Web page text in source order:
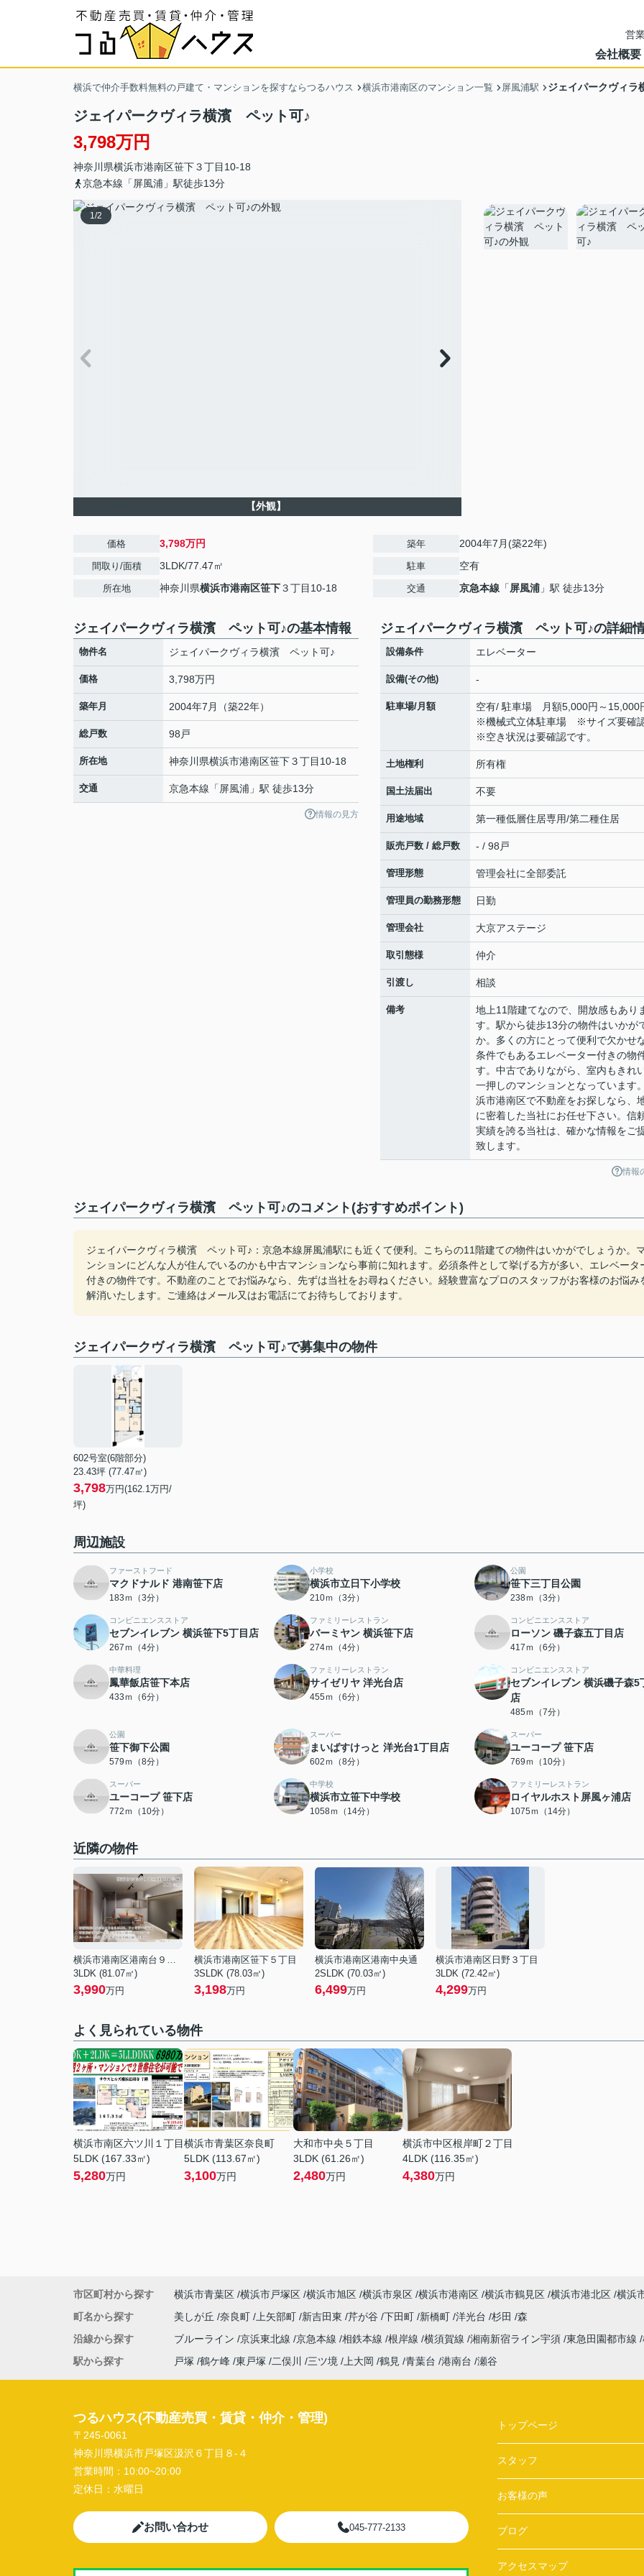
営
会社概要
横浜で仲介手数料無料の戸建て・マンションを探すならつるハウス 横浜市港南区のマンション一覧 屏風浦駅 ジェイパークヴィ
ジェイパークヴィラ横濱 ペット可♪
3,798万円
神奈川県横浜市港南区笹下３丁目10-18
京急本線「屏風浦」駅徒歩13分
1/2
【外観】
価格 3,798万円
間取り/面積 3LDK/77.47㎡
所在地 神奈川県横浜市港南区笹下３丁目10-18
築年 2004年7月(築22年)
駐車 空有
交通 京急本線 「 屏風浦 」駅 徒歩13分
ジェイパークヴィラ横濱 ペット可♪の基本情報
物件名 ジェイパークヴィラ横濱 ペット可♪
価格 3,798万円
築年月 2004年7月（築22年）
総戸数 98戸
所在地 神奈川県横浜市港南区笹下３丁目10-18
交通 京急本線 「 屏風浦 」駅 徒歩13分
情報の見方
ジェイパークヴィラ横濱 ペット可♪の詳細
設備条件 エレベーター
設備(その他) -
駐車場/月額
空有/ 駐車場 月額5,000円～
※機械式立体駐車場 ※サイズ要
※空き状況は要確認です。
土地権利 所有権
国土法届出 不要
用途地域 第一種低層住居専用/第二種住居
販売戸数 / 総戸数 - / 98戸
管理形態 管理会社に全部委託
管理員の勤務形態 日勤
管理会社 大京アステージ
取引態様 仲介
引渡し 相談
備考
地上11階建てなので、開放感もあり
す。駅から徒歩13分の物件はいかが
か。多くの方にとって便利で欠かせ
条件でもあるエレベーター付きの物
す。中古でありながら、室内もきれ
一押しのマンションとなっています
浜市港南区で不動産をお探しなら、
に密着した当社にお任せ下さい。信
実績を誇る当社は、確かな情報をご
致します。
情報
ジェイパークヴィラ横濱 ペット可♪のコメント(おすすめポイント)
ジェイパークヴィラ横濱 ペット可♪：京急本線屏風浦駅にも近くて便利。こちらの11階建ての物件はいかがでしょうか。
ンションにどんな人が住んでいるのかも中古マンションなら事前に知れます。必須条件として挙げる方が多い、エレベータ
付きの物件です。不動産のことでお悩みなら、先ずは当社をお尋ねください。経験豊富なプロのスタッフがお客様のお悩み
解消いたします。ご連絡はメール又はお電話にてお待ちしております。
ジェイパークヴィラ横濱 ペット可♪で募集中の物件
602号室(6階部分)
23.43坪 (77.47㎡)
3,798万円(162.1万円/
坪)
周辺施設
ファーストフード
マクドナルド 港南笹下店
183ｍ（3分）
小学校
横浜市立日下小学校
210ｍ（3分）
公園
笹下三丁目公園
238ｍ（3分）
コンビニエンスストア
セブンイレブン 横浜笹下5丁目店
267ｍ（4分）
ファミリーレストラン
バーミヤン 横浜笹下店
274ｍ（4分）
コンビニエンスストア
ローソン 磯子森五丁目店
417ｍ（6分）
中華料理
鳳華飯店笹下本店
433ｍ（6分）
ファミリーレストラン
サイゼリヤ 洋光台店
455ｍ（6分）
コンビニエンスストア
セブンイレブン 横浜磯子森5
店
485ｍ（7分）
公園
笹下御下公園
579ｍ（8分）
スーパー
まいばすけっと 洋光台1丁目店
602ｍ（8分）
スーパー
ユーコープ 笹下店
769ｍ（10分）
スーパー
ユーコープ 笹下店
772ｍ（10分）
中学校
横浜市立笹下中学校
1058ｍ（14分）
ファミリーレストラン
ロイヤルホスト屏風ヶ浦店
1075ｍ（14分）
近隣の物件
横浜市港南区港南台９丁目
3LDK (81.07㎡)
3,990万円
横浜市港南区笹下５丁目
3SLDK (78.03㎡)
3,198万円
横浜市港南区港南中央通
2SLDK (70.03㎡)
6,499万円
横浜市港南区日野３丁目
3LDK (72.42㎡)
4,299万円
よく見られている物件
横浜市南区六ツ川１丁目
5LDK (167.33㎡)
5,280万円
横浜市青葉区奈良町
5LDK (113.67㎡)
3,100万円
大和市中央５丁目
3LDK (61.26㎡)
2,480万円
横浜市中区根岸町２丁目
4LDK (116.35㎡)
4,380万円
市区町村から探す 横浜市青葉区 横浜市戸塚区 横浜市旭区 横浜市泉区 横浜市港南区 横浜市鶴見区 横浜市港北区 横浜
町名から探す
美しが丘 奈良町 上矢部町 新吉田東 芹が谷 下田町 新橋町 洋光台 杉田
森
沿線から探す
ブルーライン 京浜東北線 京急本線 相鉄本線 根岸線 横須賀線 湘南新宿ライン宇須 東急田園都市線
駅から探す
戸塚 鶴ケ峰 東戸塚 二俣川 三ツ境 上大岡 鶴見 青葉台 港南台 瀬谷
つるハウス(不動産売買・賃貸・仲介・管理)
〒245-0061
神奈川県横浜市戸塚区汲沢６丁目８-４
営業時間： 10:00~20:00
定休日： 水曜日
お問い合わせ 045-777-2133
トップページ
スタッフ
お客様の声
ブログ
アクセスマップ